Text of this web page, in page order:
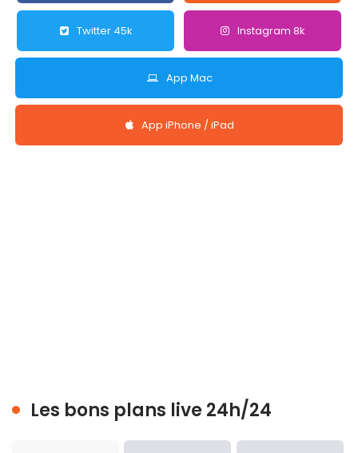
Twitter 45k Instagram 8k
App Mac
App iPhone / iPad
Les bons plans live 24h/24